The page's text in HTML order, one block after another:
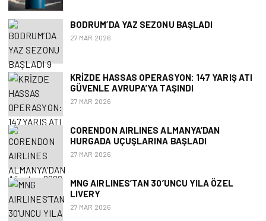
BODRUM’DA YAZ SEZONU BAŞLADI
27 MAR 2026
KRIZDE HASSAS OPERASYON: 147 YARIŞ ATI
GÜVENLE AVRUPA’YA TAŞINDI
27 MAR 2026
CORENDON AIRLINES ALMANYA’DAN
HURGADA UÇUŞLARINA BAŞLADI
27 MAR 2026
MNG AIRLINES’TAN 30’UNCU YILA ÖZEL
LIVERY
27 MAR 2026